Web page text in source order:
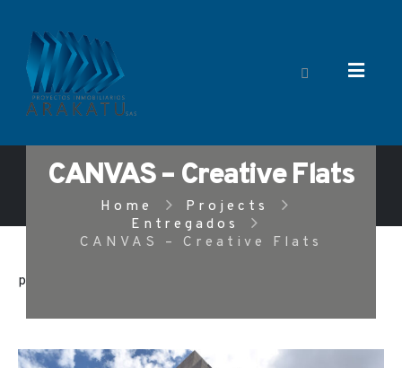
CANVAS – Creative Flats
Home
Projects
Entregados
CANVAS – Creative Flats
projects